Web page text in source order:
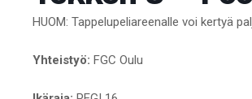
HUOM: Tappelupeliareenalle voi kertyä
Yhteistyö: FGC Oulu